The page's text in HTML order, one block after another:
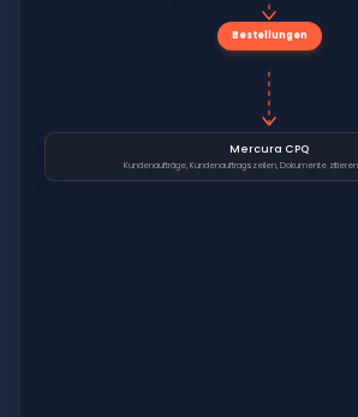
Bestellungen
Mercura CPQ
Kundenaufträge, Kundenauftragszeilen, Dokumente